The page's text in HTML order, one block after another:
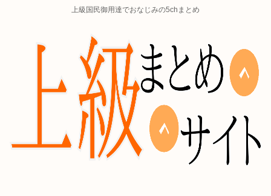
上級国民御用達でおなじみの5chまとめ